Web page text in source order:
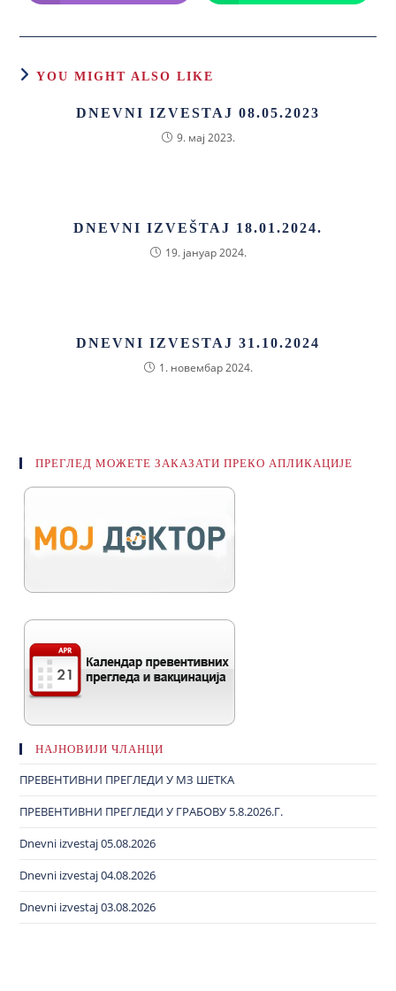
YOU MIGHT ALSO LIKE
DNEVNI IZVESTAJ 08.05.2023
9. мај 2023.
DNEVNI IZVEŠTAJ 18.01.2024.
19. јануар 2024.
DNEVNI IZVESTAJ 31.10.2024
1. новембар 2024.
ПРЕГЛЕД МОЖЕТЕ ЗАКАЗАТИ ПРЕКО АПЛИКАЦИЈЕ
НАЈНОВИЈИ ЧЛАНЦИ
ПРЕВЕНТИВНИ ПРЕГЛЕДИ У МЗ ШЕТКА
ПРЕВЕНТИВНИ ПРЕГЛЕДИ У ГРАБОВУ 5.8.2026.Г.
Dnevni izvestaj 05.08.2026
Dnevni izvestaj 04.08.2026
Dnevni izvestaj 03.08.2026